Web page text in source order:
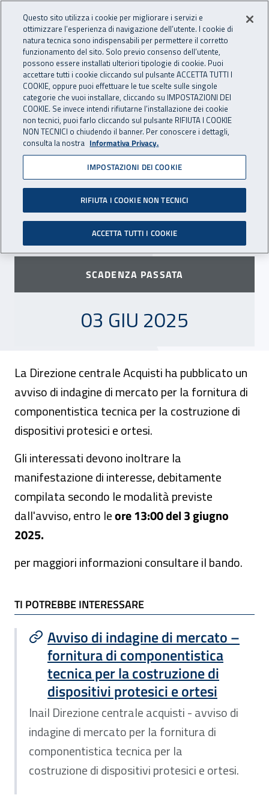
INAIL - Istituto Nazionale
Apri cerca
Navigazione principale
Navigazione - Ti trovi in:
Home Inail comunica Scadenze Scadenza
Dc Acquisti: avviso di
manifestazione di indagine
di mercato
Scade il 3 giugno 2025 il termine per l’invio delle
manifestazioni di interesse.
SCADENZA PASSATA
03 GIUGNO 2025
03 GIU 2025
La Direzione centrale Acquisti ha pubblicato un
avviso di indagine di mercato per la fornitura di
componentistica tecnica per la costruzione di
dispositivi protesici e ortesi.
Gli interessati devono inoltrare la
manifestazione di interesse, debitamente
compilata secondo le modalità previste
dall'avviso, entro leore 13:00 del 3 giugno
2025.
per maggiori informazioni consultare il bando.
TI POTREBBE INTERESSARE
TI POTREBBE INTERESSARE
Avviso di indagine di mercato –
fornitura di componentistica
tecnica per la costruzione di
dispositivi protesici e ortesi
Inail Direzione centrale acquisti - avviso di
indagine di mercato per la fornitura di
componentistica tecnica per la
costruzione di dispositivi protesici e ortesi.
Questo sito utilizza i cookie per migliorare i servizi e
ottimizzare l’esperienza di navigazione dell’utente. I cookie di
natura tecnica sono indispensabili per permettere il corretto
funzionamento del sito. Solo previo consenso dell’utente,
possono essere installati ulteriori tipologie di cookie. Puoi
accettare tutti i cookie cliccando sul pulsante ACCETTA TUTTI I
COOKIE, oppure puoi effettuare le tue scelte sulle singole
categorie che vuoi installare, cliccando su IMPOSTAZIONI DEI
COOKIE. Se invece intendi rifiutarne l’installazione dei cookie
non tecnici, puoi farlo cliccando sul pulsante RIFIUTA I COOKIE
NON TECNICI o chiudendo il banner. Per conoscere i dettagli,
consulta la nostra Informativa Privacy.
IMPOSTAZIONI DEI COOKIE
RIFIUTA I COOKIE NON TECNICI
ACCETTA TUTTI I COOKIE